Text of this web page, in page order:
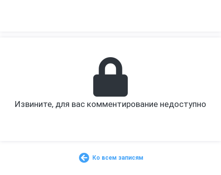
Извините, для вас комментирование недоступно
Ко всем записям